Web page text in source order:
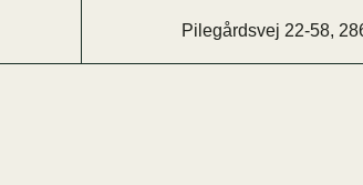
Pilegårdsvej 22-58,